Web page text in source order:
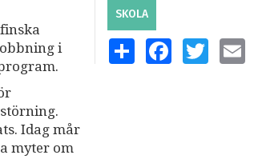
i
Idag mår
myter om
SKOLA
SHARE FACEBOOKTWITTER